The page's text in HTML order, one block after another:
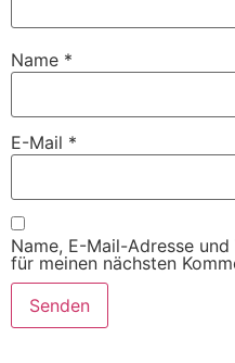
Name *
E-Mail *
Name, E-Mail-Adresse
für meinen nächsten